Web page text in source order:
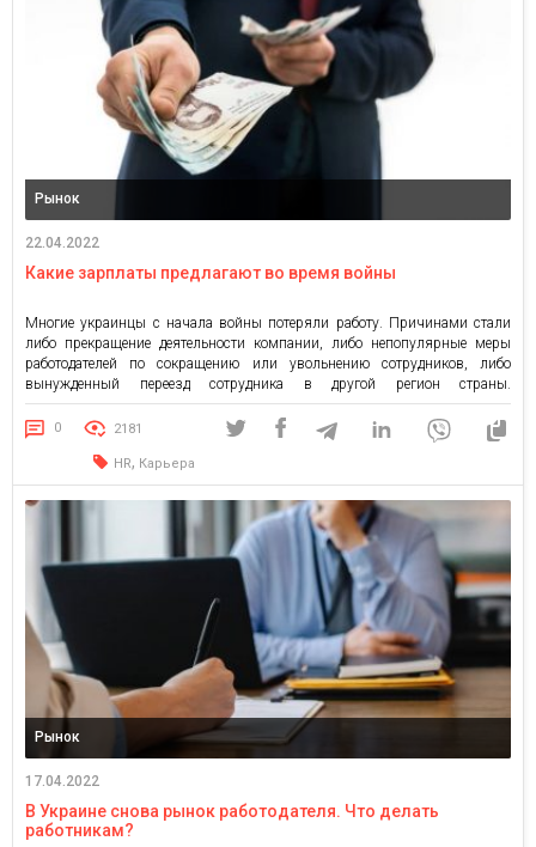
Рынок
22.04.2022
Какие зарплаты предлагают во время войны
Многие украинцы с начала войны потеряли работу. Причинами стали
либо прекращение деятельности компании, либо непопулярные меры
работодателей по сокращению или увольнению сотрудников, либо
вынужденный переезд сотрудника в другой регион страны.
Следовательно, проблема трудоустройства стоит остро для многих.
Однако работа украинцам нужна сейчас не для профессиональной
самореализации, а для получения заработной платы. Какие зарплаты
предлагают работодатели […]
0 2181
HR, Карьера
Рынок
17.04.2022
В Украине снова рынок работодателя. Что делать
работникам?